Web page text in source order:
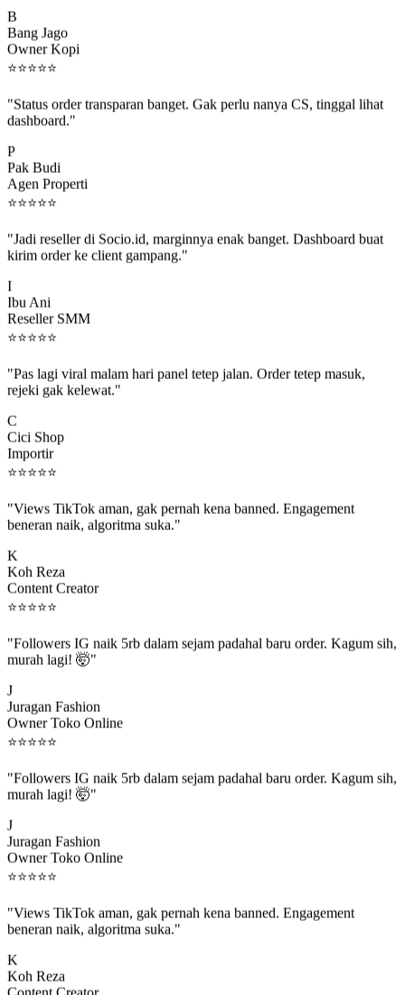
Bang Jago
Owner Kopi
⭐⭐⭐⭐⭐
dashboard."
Pak Budi
Agen Properti
⭐⭐⭐⭐⭐
kirim order ke client gampang."
Ibu Ani
Reseller SMM
⭐⭐⭐⭐⭐
rejeki gak kelewat."
Cici Shop
Importir
⭐⭐⭐⭐⭐
beneran naik, algoritma suka."
Koh Reza
Content Creator
⭐⭐⭐⭐⭐
murah lagi! 🤯"
Juragan Fashion
Owner Toko Online
⭐⭐⭐⭐⭐
murah lagi! 🤯"
Juragan Fashion
Owner Toko Online
⭐⭐⭐⭐⭐
beneran naik, algoritma suka."
Koh Reza
Content Creator